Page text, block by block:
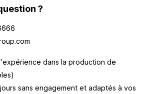
?
dans la production de
sans engagement et adaptés à vos